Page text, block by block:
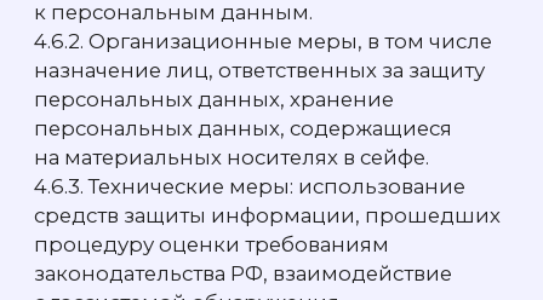
Посетитель сайта (Посетитель)— лицо,
Сайт— совокупность программных
и аппаратных средств для ЭВМ,
всеобщего обозрения информации
и данных, объединенных общим целевым
назначением, посредством технических
средств, применяемых для связи между
ЭВМ в сети «Интернет». Сайт находится
в сети «Интернет» по адресу: www.eqwa.ru.